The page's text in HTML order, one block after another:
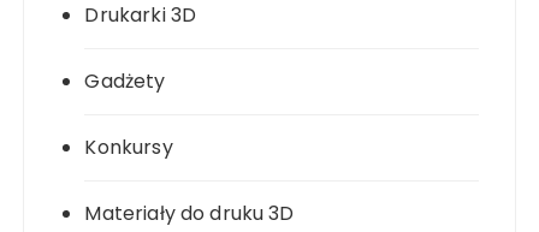
Drukarki 3D
Gadżety
Konkursy
Materiały do druku 3D